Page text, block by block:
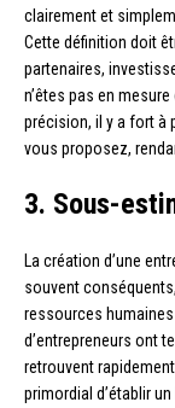
clairement et
Cette définition doit
partenaires,
n’êtes pas en
précision, il y a fort à
vous proposez,
3. Sous-
La création d’une
souvent
ressources
d’entrepreneurs ont
retrouvent
primordial d’établir